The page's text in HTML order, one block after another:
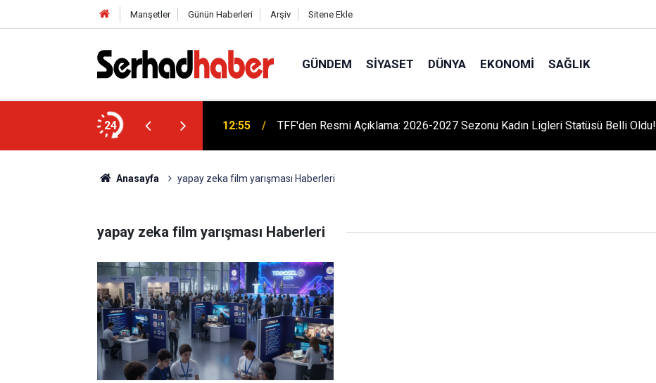
Manşetler Günün Haberleri Arşiv Sitene Ekle
GÜNDEM SIYASET DÜNYA EKONOMI SAĞLIK
24
Aslan Genel Başkan Yardımcısı Oldu 12:55 TFF'den Resmi Açıklama: 2026-2027 Sezonu Kadın Ligleri Statüsü Belli Oldu!
Anasayfa yapay zeka film yarışması Haberleri
yapay zeka film yarışması Haberleri